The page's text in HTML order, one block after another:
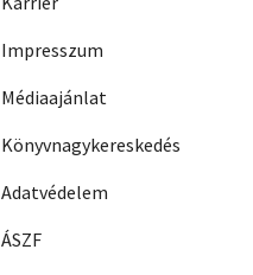
Impresszum
Médiaajánlat
Könyvnagykereskedés
Adatvédelem
ÁSZF